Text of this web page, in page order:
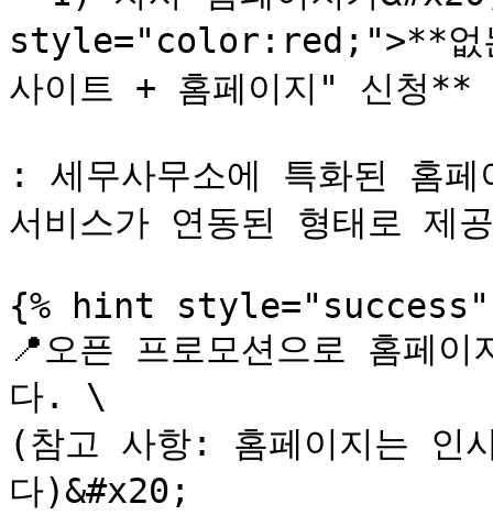
style="color:red;">**없
사이트 + 홈페이지" 신청**
: 세무사무소에 특화된 홈
서비스가 연동된 형태로 제
{% hint style="success"
📍오픈 프로모션으로 홈페
다. \
(참고 사항: 홈페이지는 인
다)&#x20;